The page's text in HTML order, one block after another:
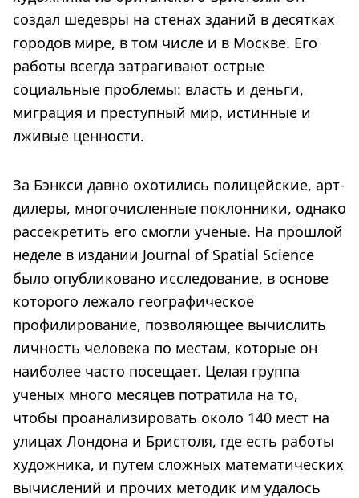
создал шедевры на стенах зданий в десятках
городов мире, в том числе и в Москве. Его
работы всегда затрагивают острые
социальные проблемы: власть и деньги,
миграция и преступный мир, истинные и
лживые ценности.
За Бэнкси давно охотились полицейские, арт-
дилеры, многочисленные поклонники, однако
рассекретить его смогли ученые. На прошлой
неделе в издании Journal of Spatial Science
было опубликовано исследование, в основе
которого лежало географическое
профилирование, позволяющее вычислить
личность человека по местам, которые он
наиболее часто посещает. Целая группа
ученых много месяцев потратила на то,
чтобы проанализировать около 140 мест на
улицах Лондона и Бристоля, где есть работы
художника, и путем сложных математических
вычислений и прочих методик им удалось